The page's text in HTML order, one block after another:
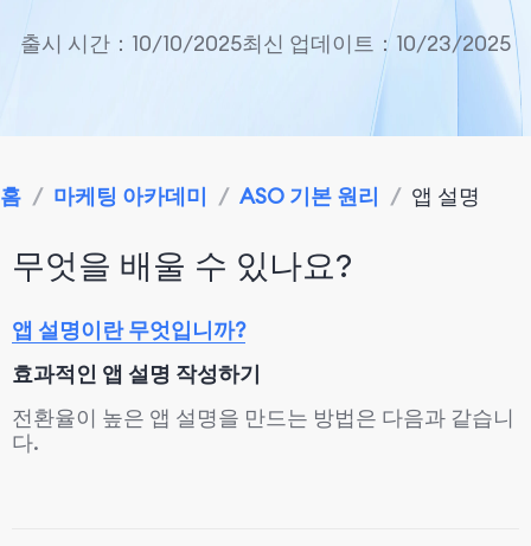
출시 시간：10/10/2025최신 업데이트：10/23/2025
홈 / 마케팅 아카데미 / ASO 기본 원리 / 앱 설명
무엇을 배울 수 있나요?
앱 설명이란 무엇입니까?
효과적인 앱 설명 작성하기
전환율이 높은 앱 설명을 만드는 방법은 다음과 같습니
다.